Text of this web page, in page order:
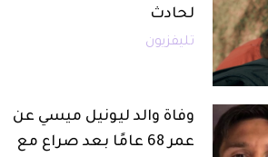
لحادث
تليفزيون
وفاة والد ليونيل ميسي عن
عمر 68 عامًا بعد صراع مع